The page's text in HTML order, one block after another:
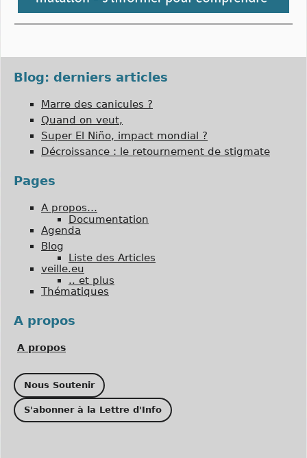
Blog: derniers articles
Marre des canicules ?
Quand on veut,
Super El Niño, impact mondial ?
Décroissance : le retournement de stigmate
Pages
A propos…
Documentation
Agenda
Blog
Liste des Articles
veille.eu
.. et plus
Thématiques
A propos
A propos
Nous Soutenir
S'abonner à la Lettre d'Info